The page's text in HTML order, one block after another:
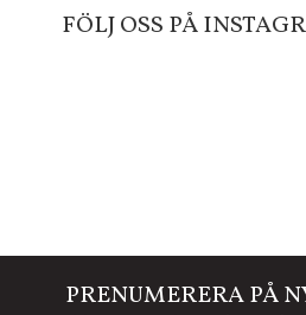
FÖLJ OSS PÅ
PRENUMERERA PÅ